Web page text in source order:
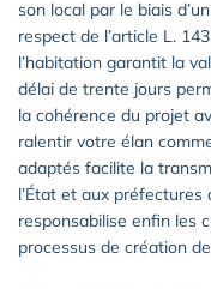
son local par le biais
respect de l’article L.
l’habitation garantit la
délai de trente jours
la cohérence du projet
ralentir votre élan
adaptés facilite la
l’État et aux
responsabilise enfin les
processus de création